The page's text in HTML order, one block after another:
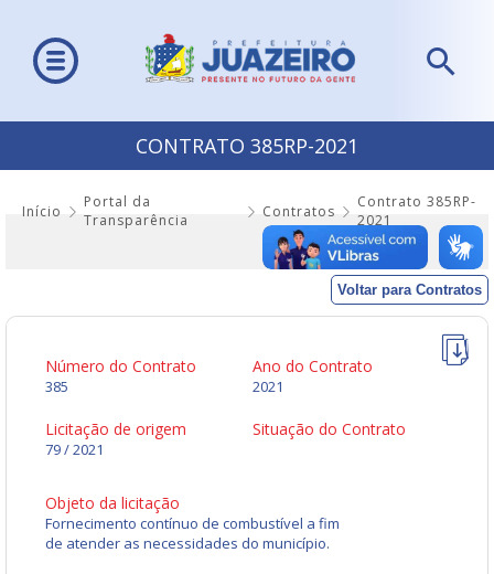
CONTRATO 385RP-2021
Início
Portal da
Transparência
Contratos
Contrato 385RP-
2021
Voltar para Contratos
Número do Contrato
385
Ano do Contrato
2021
Licitação de origem
79 / 2021
Situação do Contrato
Objeto da licitação
Fornecimento contínuo de combustível a fim
de atender as necessidades do município.